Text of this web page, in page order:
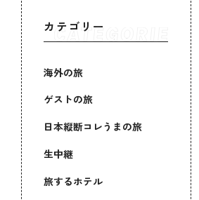
カテゴリー
海外の旅
ゲストの旅
日本縦断コレうまの旅
生中継
旅するホテル